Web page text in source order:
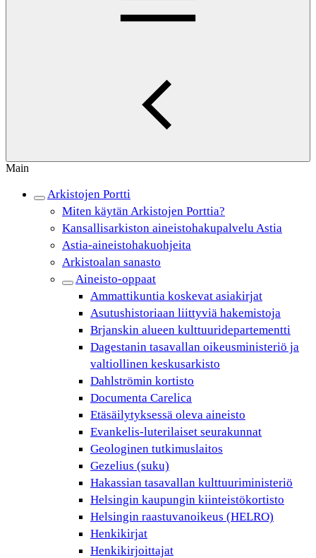
Main
Arkistojen Portti
Miten käytän Arkistojen Porttia?
Kansallisarkiston aineistohakupalvelu Astia
Astia-aineistohakuohjeita
Arkistoalan sanasto
Aineisto-oppaat
Ammattikuntia koskevat asiakirjat
Asutushistoriaan liittyviä hakemistoja
Brjanskin alueen kulttuuridepartementti
Dagestanin tasavallan oikeusministeriö ja
valtiollinen keskusarkisto
Dahlströmin kortisto
Documenta Carelica
Etäsäilytyksessä oleva aineisto
Evankelis-luterilaiset seurakunnat
Geologinen tutkimuslaitos
Gezelius (suku)
Hakassian tasavallan kulttuuriministeriö
Helsingin kaupungin kiinteistökortisto
Helsingin raastuvanoikeus (HELRO)
Henkikirjat
Henkikirjoittajat